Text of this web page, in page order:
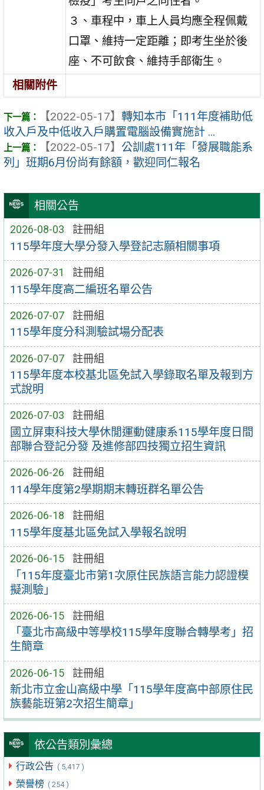
相關公告
2026-08-03 註冊組
115學年度大學分發入學登記志願相關事項
2026-07-31 註冊組
115學年度高二編班名單公告
2026-07-07 註冊組
115學年度分科測驗試場分配表
2026-07-07 註冊組
115學年度本校基北區免試入學錄取名單及報到方
式說明
2026-07-03 註冊組
國立屏東科技大學休閒運動健康系115學年度日間
部聯合登記分發 及進修部四技獨立招生資訊
2026-06-26 註冊組
114學年度第2學期期末轉班群名單公告
2026-06-18 註冊組
115學年度基北區免試入學報名說明
2026-06-15 註冊組
「115年度臺北市第1次原住民族語言能力認證模
擬測驗」
2026-06-15 註冊組
「臺北市高級中等學校115學年度聯合轉學考」招
生簡章
2026-06-15 註冊組
新北市立金山高級中學「115學年度高中部原住民
族藝能班第2次招生簡章」
依公告類別彙總
行政公告 ( 5,417 )
榮譽榜 ( 254 )
３、車程中，車上人員均應全程佩戴
口罩、維持一定距離；即考生坐於後
座、不可飲食、維持手部衛生。
相關附件
【2022-05-17】 轉知本市「111年度補助低
收入戶及中低收入戶購置電腦設備實施計 ...
【2022-05-17】 公訓處111年「發展職能系
列」班期6月份尚有餘額，歡迎同仁報名